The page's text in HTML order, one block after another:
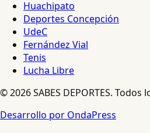
Huachipato
Deportes Concepción
UdeC
Fernández Vial
Tenis
Lucha Libre
© 2026 SABES DEPORTES.
Desarrollo por OndaPress